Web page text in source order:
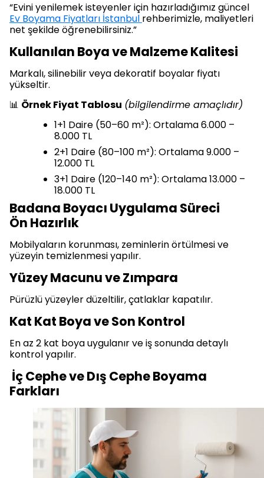
“Evini yenilemek isteyenler için hazırladığımız güncel
Ev Boyama Fiyatları İstanbul rehberimizle, maliyetleri
net şekilde öğrenebilirsiniz.”
Kullanılan Boya ve Malzeme Kalitesi
Markalı, silinebilir veya dekoratif boyalar fiyatı
yükseltir.
📊 Örnek Fiyat Tablosu (bilgilendirme amaçlıdır)
1+1 Daire (50–60 m²): Ortalama 6.000 –
8.000 TL
2+1 Daire (80–100 m²): Ortalama 9.000 –
12.000 TL
3+1 Daire (120–140 m²): Ortalama 13.000 –
18.000 TL
Badana Boyacı Uygulama Süreci
Ön Hazırlık
Mobilyaların korunması, zeminlerin örtülmesi ve
yüzeyin temizlenmesi yapılır.
Yüzey Macunu ve Zımpara
Pürüzlü yüzeyler düzeltilir, çatlaklar kapatılır.
Kat Kat Boya ve Son Kontrol
En az 2 kat boya uygulanır ve iş sonunda detaylı
kontrol yapılır.
İç Cephe ve Dış Cephe Boyama
Farkları